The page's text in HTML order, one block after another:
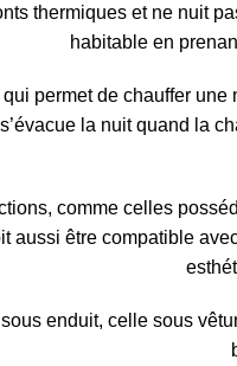
thermiques et ne nuit
habitable en
permet de chauffer une
la nuit quand la
comme celles
aussi être compatible
enduit, celle sous